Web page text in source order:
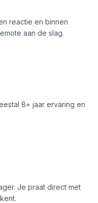
reactie en binnen
aan de slag.
8+ jaar ervaring en
Je praat direct met